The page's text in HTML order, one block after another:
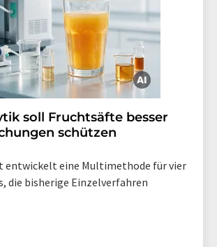
soll Fruchtsäfte besser
schützen
entwickelt eine Multimethode für vier
die bisherige Einzelverfahren